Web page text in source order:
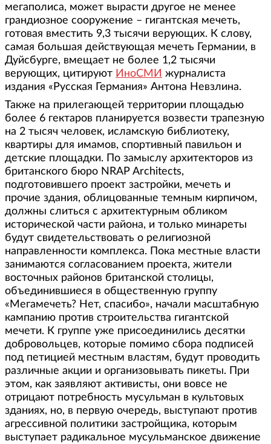
мегаполиса, может вырасти другое не менее
грандиозное сооружение – гигантская мечеть,
готовая вместить 9,3 тысячи верующих. К слову,
самая большая действующая мечеть Германии, в
Дуйсбурге, вмещает не более 1,2 тысячи
верующих, цитируют ИноСМИ журналиста
издания «Русская Германия» Антона Невзлина.
Также на прилегающей территории площадью
более 6 гектаров планируется возвести трапезную
на 2 тысяч человек, исламскую библиотеку,
квартиры для имамов, спортивный павильон и
детские площадки. По замыслу архитекторов из
британского бюро NRAP Architects,
подготовившего проект застройки, мечеть и
прочие здания, облицованные темным кирпичом,
должны слиться с архитектурным обликом
исторической части района, и только минареты
будут свидетельствовать о религиозной
направленности комплекса. Пока местные власти
занимаются согласованием проекта, жители
восточных районов британской столицы,
объединившиеся в общественную группу
«Мегамечеть? Нет, спасибо», начали масштабную
кампанию против строительства гигантской
мечети. К группе уже присоединились десятки
добровольцев, которые помимо сбора подписей
под петицией местным властям, будут проводить
различные акции и организовывать пикеты. При
этом, как заявляют активисты, они вовсе не
отрицают потребность мусульман в культовых
зданиях, но, в первую очередь, выступают против
агрессивной политики застройщика, которым
выступает радикальное мусульманское движение